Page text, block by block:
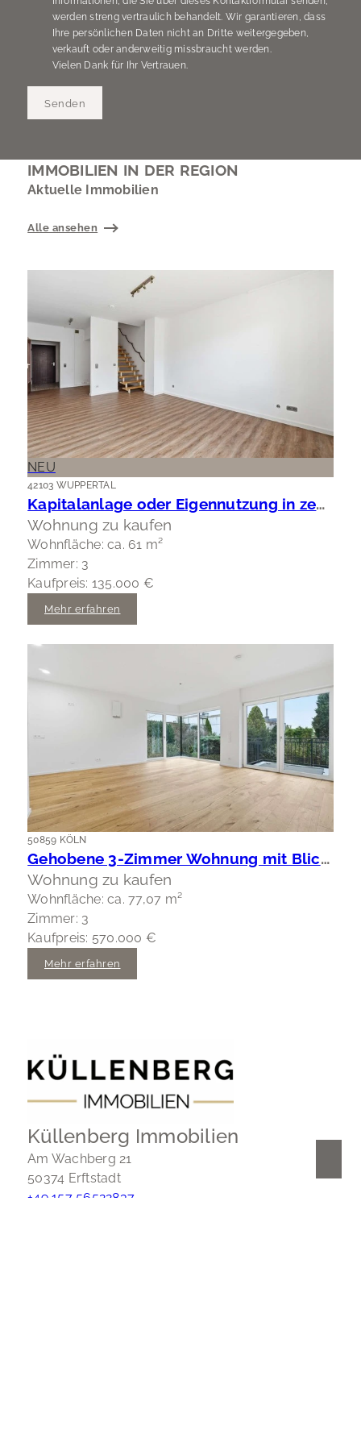
werden streng vertraulich behandelt. Wir garantieren, dass
Ihre persönlichen Daten nicht an Dritte weitergegeben,
verkauft oder anderweitig missbraucht werden.
Vielen Dank für Ihr Vertrauen.
Senden
IMMOBILIEN IN DER REGION
Aktuelle Immobilien
Alle ansehen
NEU
42103 WUPPERTAL
Kapitalanlage oder Eigennutzung in zentraler Lage Wuppertal-Elberfeld
Wohnung zu kaufen
Wohnfläche: ca. 61 m²
Zimmer: 3
Kaufpreis: 135.000 €
Mehr erfahren
50859 KÖLN
Gehobene 3-Zimmer Wohnung mit Blick ins Grüne
Wohnung zu kaufen
Wohnfläche: ca. 77,07 m²
Zimmer: 3
Kaufpreis: 570.000 €
Mehr erfahren
Küllenberg Immobilien
Am Wachberg 21
50374 Erftstadt
+49 157 56522837